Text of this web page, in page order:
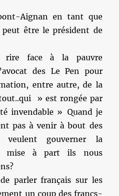
Aignan en tant que
peut être le président de
face à la pauvre
des Le Pen pour
entre autre, de la
» est rongée par
invendable » Quand je
pas à venir à bout des
veulent gouverner la
mise à part ils nous
parler français sur les
un coup des francs-